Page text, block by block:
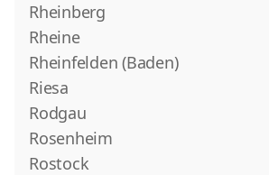
Rheinberg
Rheine
Rheinfelden (Baden)
Riesa
Rodgau
Rosenheim
Rostock